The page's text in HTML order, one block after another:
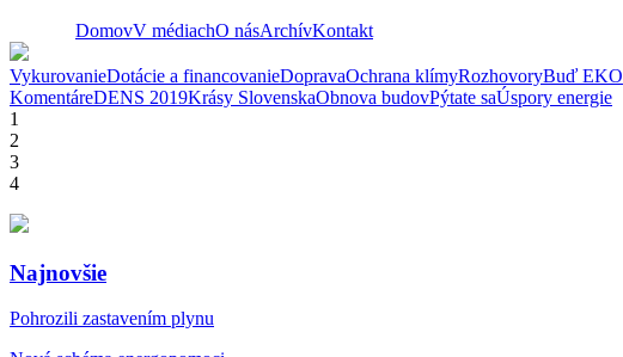
DomovV médiachO násArchívKontakt
VykurovanieDotácie a financovanieDopravaOchrana klímyRozhovoryBuď EKO
KomentáreDENS 2019Krásy SlovenskaObnova budovPýtate saÚspory energie
1
2
3
4
Najnovšie
Pohrozili zastavením plynu